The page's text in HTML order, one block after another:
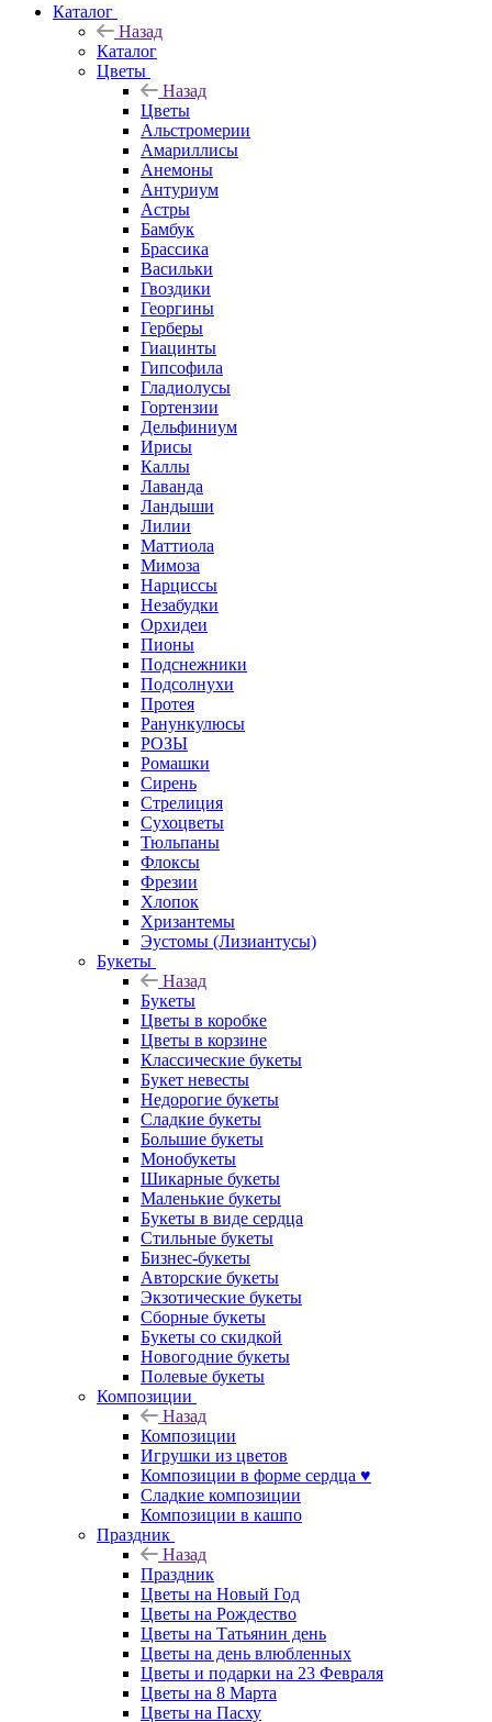
Каталог
Назад
Каталог
Цветы
Назад
Цветы
Альстромерии
Амариллисы
Анемоны
Антуриум
Астры
Бамбук
Брассика
Васильки
Гвоздики
Георгины
Герберы
Гиацинты
Гипсофила
Гладиолусы
Гортензии
Дельфиниум
Ирисы
Каллы
Лаванда
Ландыши
Лилии
Маттиола
Мимоза
Нарциссы
Незабудки
Орхидеи
Пионы
Подснежники
Подсолнухи
Протея
Ранункулюсы
РОЗЫ
Ромашки
Сирень
Стрелиция
Сухоцветы
Тюльпаны
Флоксы
Фрезии
Хлопок
Хризантемы
Эустомы (Лизиантусы)
Букеты
Назад
Букеты
Цветы в коробке
Цветы в корзине
Классические букеты
Букет невесты
Недорогие букеты
Сладкие букеты
Большие букеты
Монобукеты
Шикарные букеты
Маленькие букеты
Букеты в виде сердца
Стильные букеты
Бизнес-букеты
Авторские букеты
Экзотические букеты
Сборные букеты
Букеты со скидкой
Новогодние букеты
Полевые букеты
Композиции
Назад
Композиции
Игрушки из цветов
Композиции в форме сердца ♥
Сладкие композиции
Композиции в кашпо
Праздник
Назад
Праздник
Цветы на Новый Год
Цветы на Рождество
Цветы на Татьянин день
Цветы на день влюбленных
Цветы и подарки на 23 Февраля
Цветы на 8 Марта
Цветы на Пасху